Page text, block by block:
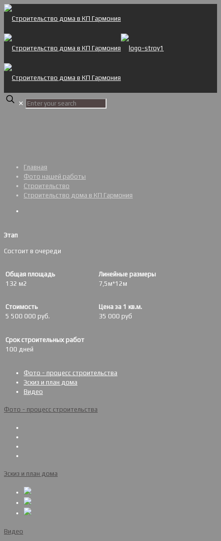
✕
Главная
Фото нашей работы
Строительство
Строительство дома в КП Гармония
Этап
Состоит в очереди
Общая площадь
132 м2
Линейные размеры
7,5м*12м
Стоимость
5 500 000 руб.
Цена за 1 кв.м.
35 000 руб
Срок строительных работ
100 дней
Фото - процесс строительства
Эскиз и план дома
Видео
Фото - процесс строительства
Эскиз и план дома
Видео